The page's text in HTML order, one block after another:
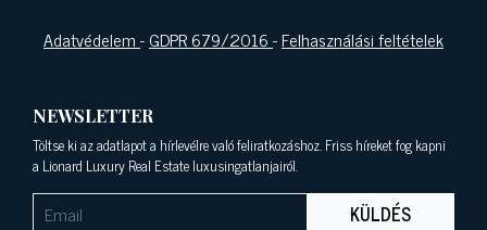
Adatvédelem-GDPR 679/2016-Felhasználási feltételek
NEWSLETTER
Töltse ki az adatlapot a hírlevélre való feliratkozáshoz. Friss híreket fog kapni
a Lionard Luxury Real Estate luxusingatlanjairól.
KÜLDÉS